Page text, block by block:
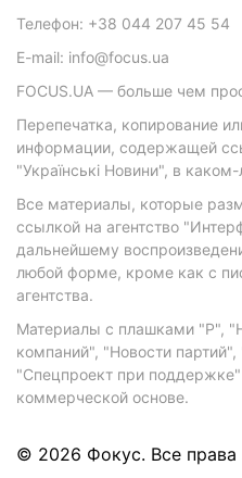
Телефон: +38 044 207 45 54
E-mail: info@focus.ua
FOCUS.UA — больше чем
Перепечатка, копирование
информации, содержащей
"Українські Новини", в
Все материалы, которые
ссылкой на агентство
дальнейшему
любой форме, кроме как с
агентства.
Материалы с плашками "Р",
компаний", "Новости
"Спецпроект при поддержке"
коммерческой основе.
© 2026 Фокус. Все